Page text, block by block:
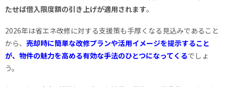
たせば借入限度額の引き上げが適用されます。
2026年は省エネ改修に対する支援策も手厚くなる見込みであること
から、 売却時に簡単な改修プランや活用イメージを提示すること
が、物件の魅力を高める有効な手法のひとつになってくるでしょ
う。